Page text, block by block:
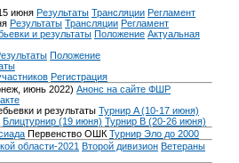
июня Результаты Трансляции Регламент
Результаты Трансляции Регламент
и результаты Положение Актуальная
Положение
Регистрация
июнь 2022) Анонс на сайте ФШР
и результаты Турнир A (10-17 июня)
Блицтурнир (19 июня) Турнир B (20-26 июня)
Первенство ОШК Турнир Эло до 2000
области-2021 Второй дивизион Ветераны